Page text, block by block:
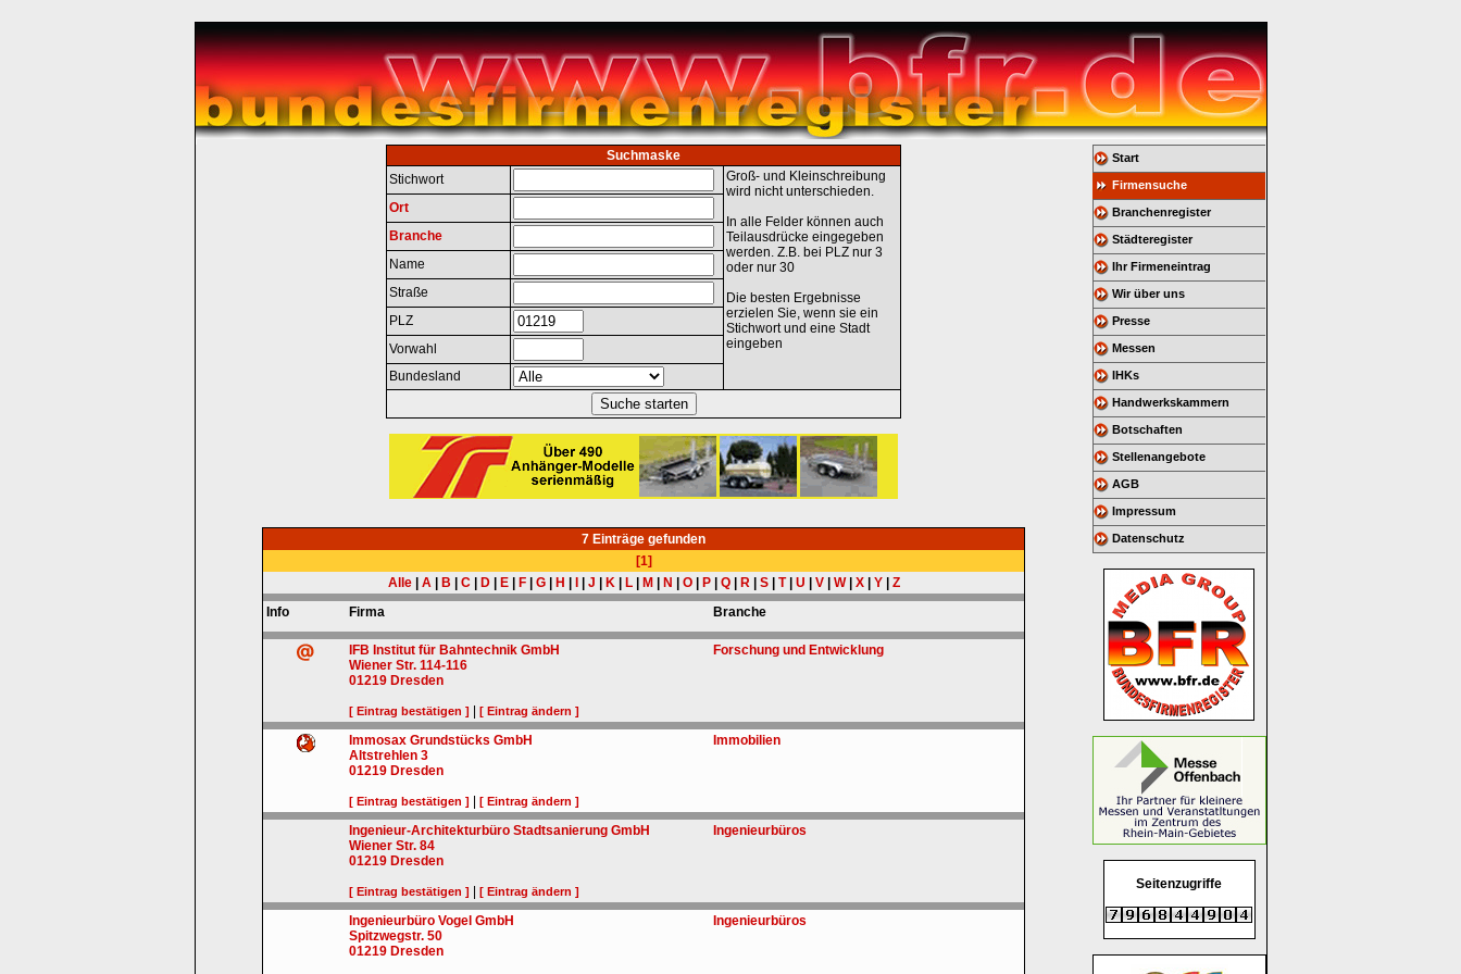
Suchmaske
Stichwort
Groß- und Kleinschreibung
wird nicht unterschieden.
In alle Felder können auch
Teilausdrücke eingegeben
werden. Z.B. bei PLZ nur 3
oder nur 30
Die besten Ergebnisse
erzielen Sie, wenn sie ein
Stichwort und eine Stadt
eingeben
Ort
Branche
Name
Straße
PLZ
Vorwahl
Bundesland
7 Einträge gefunden
[1]
Alle| A| B C| D| E| F| G| H J K| L| M N O| P| Q| R| S| T| U V| W| X| Y| Z
Info
Firma Branche
IFB Institut für Bahntechnik GmbH
Wiener Str. 114-116
01219 Dresden
[ Eintrag bestätigen ] [ Eintrag ändern ]
Forschung und Entwicklung
Immosax Grundstücks GmbH
Altstrehlen 3
01219 Dresden
[ Eintrag bestätigen ] [ Eintrag ändern ]
Immobilien
Ingenieur-Architekturbüro Stadtsanierung GmbH
Wiener Str. 84
01219 Dresden
[ Eintrag bestätigen ] [ Eintrag ändern ]
Ingenieurbüros
Ingenieurbüro Vogel GmbH
Spitzwegstr. 50
01219 Dresden
Ingenieurbüros
Start
Firmensuche
Branchenregister
Städteregister
Ihr Firmeneintrag
Wir über uns
Presse
Messen
IHKs
Handwerkskammern
Botschaften
Stellenangebote
AGB
Impressum
Datenschutz
Seitenzugriffe